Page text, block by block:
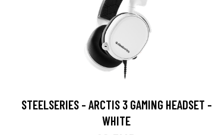
STEELSERIES - ARCTIS 3 GAMING HEADSET -
WHITE